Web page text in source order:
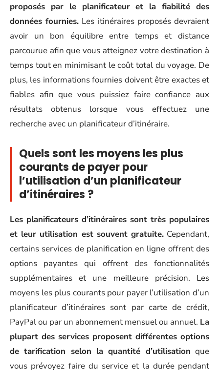
proposés par le planificateur et la fiabilité des
données fournies. Les itinéraires proposés devraient
avoir un bon équilibre entre temps et distance
parcourue afin que vous atteignez votre destination à
temps tout en minimisant le coût total du voyage. De
plus, les informations fournies doivent être exactes et
fiables afin que vous puissiez faire confiance aux
résultats obtenus lorsque vous effectuez une
recherche avec un planificateur d’itinéraire.
Quels sont les moyens les plus
courants de payer pour
l’utilisation d’un planificateur
d’itinéraires ?
Les planificateurs d’itinéraires sont très populaires
et leur utilisation est souvent gratuite.Cependant,
certains services de planification en ligne offrent des
options payantes qui offrent des fonctionnalités
supplémentaires et une meilleure précision. Les
moyens les plus courants pour payer l’utilisation d’un
planificateur d’itinéraires sont par carte de crédit,
PayPal ou par un abonnement mensuel ou annuel. La
plupart des services proposent différentes options
de tarification selon la quantité d’utilisation que
vous prévoyez faire du service et la durée pendant